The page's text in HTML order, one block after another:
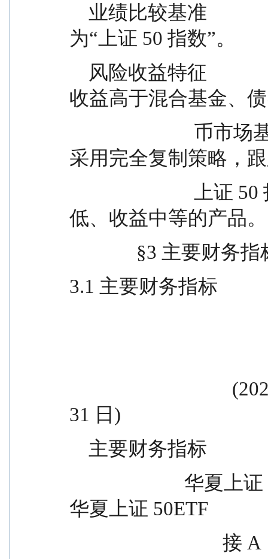
为“上证 50 指数”。
收益高于混合基金、
采用完全复制策略，
低、收益中等的产品。
§3 主
3.1 主要财务指标
31 日)
    主要财务指标
华夏上证 50ETF